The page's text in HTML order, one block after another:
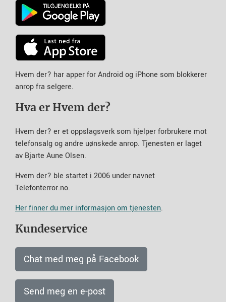
Hvem der? har apper for Android og iPhone som blokkerer
anrop fra selgere.
Hva er Hvem der?
Hvem der? er et oppslagsverk som hjelper forbrukere mot
telefonsalg og andre uønskede anrop. Tjenesten er laget
av Bjarte Aune Olsen.
Hvem der? ble startet i 2006 under navnet
Telefonterror.no.
Her finner du mer informasjon om tjenesten.
Kundeservice
Chat med meg på Facebook
Send meg en e-post